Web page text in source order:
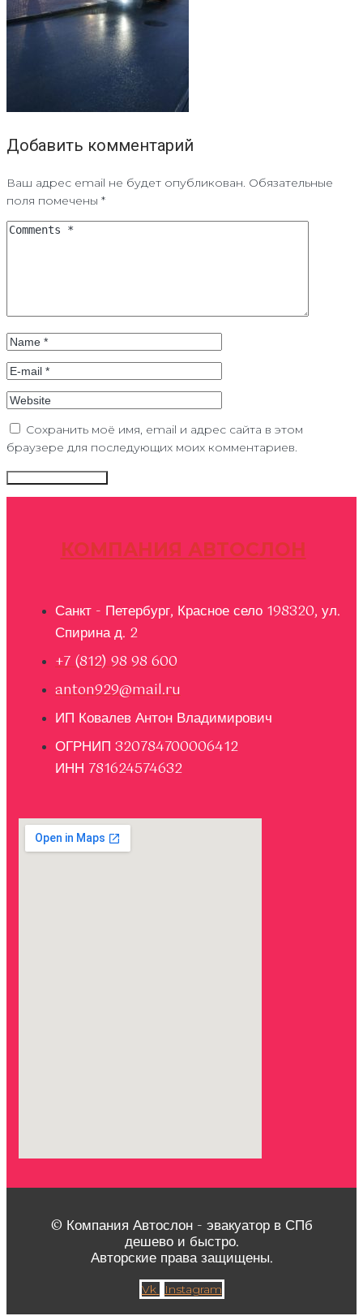
Добавить комментарий
Ваш адрес email не будет опубликован. Обязательные
поля помечены *
Сохранить моё имя, email и адрес сайта в этом
браузере для последующих моих комментариев.
КОМПАНИЯ АВТОСЛОН
Санкт - Петербург, Красное село 198320, ул.
Спирина д. 2
+7 (812) 98 98 600
anton929@mail.ru
ИП Ковалев Антон Владимирович
ОГРНИП 320784700006412
ИНН 781624574632
© Компания Автослон - эвакуатор в СПб
дешево и быстро.
Авторские права защищены.
Vk Instagram